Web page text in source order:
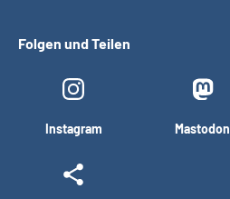
Folgen und Teilen
Instagram Mastodon